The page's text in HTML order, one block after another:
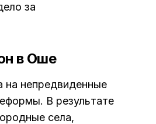
за
в Оше
на непредвиденные
В результате
села,